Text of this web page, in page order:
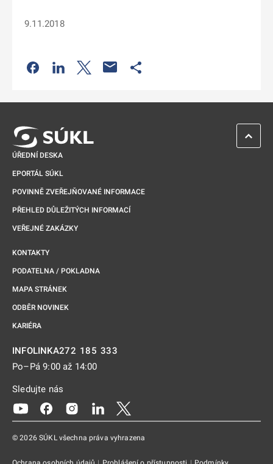
9.11.2018
Odkaz se otevře na nové kartě
Odkaz se otevře na nové kartě
Odkaz se otevře na nové kartě
ÚŘEDNÍ DESKA
EPORTÁL SÚKL
POVINNĚ ZVEŘEJŇOVANÉ INFORMACE
PŘEHLED DŮLEŽITÝCH INFORMACÍ
VEŘEJNÉ ZAKÁZKY
KONTAKTY
PODATELNA / POKLADNA
MAPA STRÁNEK
ODBĚR NOVINEK
KARIÉRA
INFOLINKA272 185 333
Po–Pá 9:00 až 14:00
Sledujte nás
Odkaz se otevře na nové kartě
Odkaz se otevře na nové kartě
Odkaz se otevře na nové kartě
Odkaz se otevře na nové kartě
© 2026 SÚKL všechna práva vyhrazena
ZPĚT